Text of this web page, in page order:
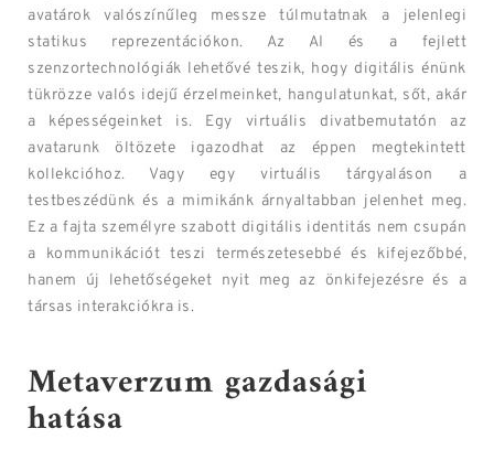
avatárok valószínűleg messze túlmutatnak a jelenlegi
statikus reprezentációkon. Az AI és a fejlett
szenzortechnológiák lehetővé teszik, hogy digitális énünk
tükrözze valós idejű érzelmeinket, hangulatunkat, sőt, akár
a képességeinket is. Egy virtuális divatbemutatón az
avatarunk öltözete igazodhat az éppen megtekintett
kollekcióhoz. Vagy egy virtuális tárgyaláson a
testbeszédünk és a mimikánk árnyaltabban jelenhet meg.
Ez a fajta személyre szabott digitális identitás nem csupán
a kommunikációt teszi természetesebbé és kifejezőbbé,
hanem új lehetőségeket nyit meg az önkifejezésre és a
társas interakciókra is.
Metaverzum gazdasági
hatása